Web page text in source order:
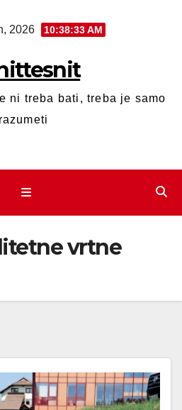
2026 10:38:34 AM
ni treba bati, treba je samo
razumeti
vrtne